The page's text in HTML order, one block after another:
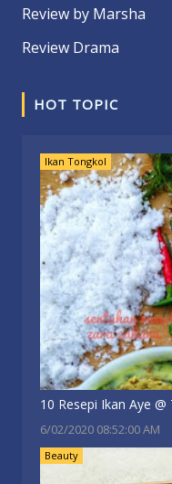
Review by Marsha
Review Drama
HOT TOPIC
Ikan Tongkol
10 Resepi Ikan Aye
6/02/2020 08:52:00 AM
Beauty